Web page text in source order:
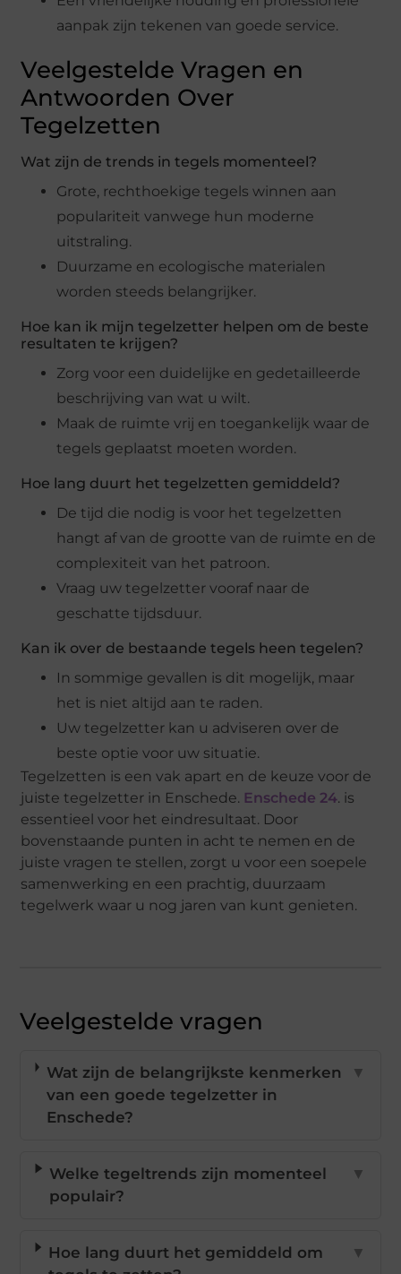
aanpak zijn tekenen van goede service.
Veelgestelde Vragen en
Antwoorden Over
Tegelzetten
Wat zijn de trends in tegels momenteel?
Grote, rechthoekige tegels winnen aan
populariteit vanwege hun moderne
uitstraling.
Duurzame en ecologische materialen
worden steeds belangrijker.
Hoe kan ik mijn tegelzetter helpen om de beste
resultaten te krijgen?
Zorg voor een duidelijke en gedetailleerde
beschrijving van wat u wilt.
Maak de ruimte vrij en toegankelijk waar de
tegels geplaatst moeten worden.
Hoe lang duurt het tegelzetten gemiddeld?
De tijd die nodig is voor het tegelzetten
hangt af van de grootte van de ruimte en de
complexiteit van het patroon.
Vraag uw tegelzetter vooraf naar de
geschatte tijdsduur.
Kan ik over de bestaande tegels heen tegelen?
In sommige gevallen is dit mogelijk, maar
het is niet altijd aan te raden.
Uw tegelzetter kan u adviseren over de
beste optie voor uw situatie.
Tegelzetten is een vak apart en de keuze voor de
juiste tegelzetter in Enschede. Enschede 24. is
essentieel voor het eindresultaat. Door
bovenstaande punten in acht te nemen en de
juiste vragen te stellen, zorgt u voor een soepele
samenwerking en een prachtig, duurzaam
tegelwerk waar u nog jaren van kunt genieten.
Veelgestelde vragen
Wat zijn de belangrijkste kenmerken
van een goede tegelzetter in
Enschede?
▼
Welke tegeltrends zijn momenteel
populair?
▼
Hoe lang duurt het gemiddeld om
▼